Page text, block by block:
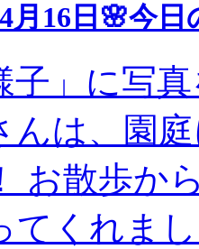
月16日🌸今
子」に写
んは、園
お散歩か
てくれま